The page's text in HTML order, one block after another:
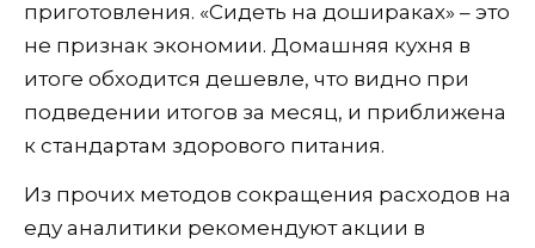
приготовления. «Сидеть на дошираках» – это
не признак экономии. Домашняя кухня в
итоге обходится дешевле, что видно при
подведении итогов за месяц, и приближена
к стандартам здорового питания.
Из прочих методов сокращения расходов на
еду аналитики рекомендуют акции в